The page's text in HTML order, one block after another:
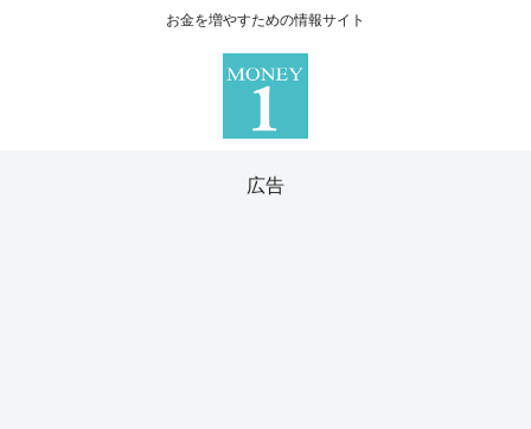
お金を増やすための情報サイト
広告